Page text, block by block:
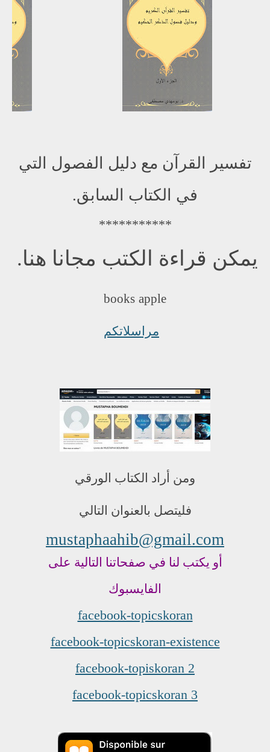
تفسير القرآن مع دليل الفصول التي
في الكتاب السابق.
***********
يمكن قراءة الكتب مجانا هنا.
apple
books
مراسلاتكم
ومن أراد الكتاب الورقي
فليتصل بالعنوان التالي
mustaphaahib@gmail.com
أو يكتب لنا في صفحاتنا التالية على
الفايسبوك
facebook-topicskoran
facebook-topicskoran-existence
facebook-topiskoran 2
facebook-topicskoran 3